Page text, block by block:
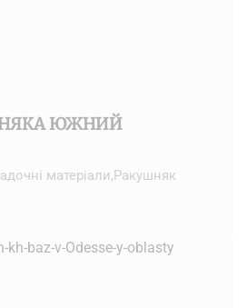
ЮЖНИЙ
матеріали,Ракушняк